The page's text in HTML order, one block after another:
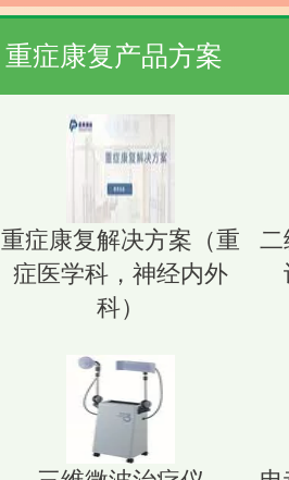
重症康复产品方案
重症康复解决方案（重
症医学科，神经内外
科）
二